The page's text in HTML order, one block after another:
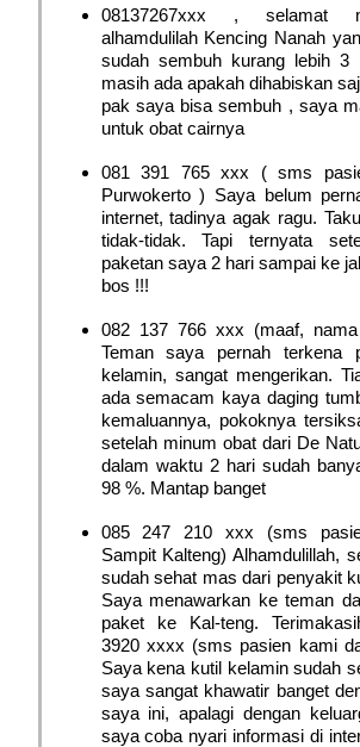
08137267xxx , selamat
alhamdulilah Kencing Nanah
sudah sembuh kurang lebih 3
masih ada apakah dihabiskan
pak saya bisa sembuh , saya
untuk obat cairnya
081 391 765 xxx ( sms
Purwokerto ) Saya belum
internet, tadinya agak ragu.
tidak-tidak. Tapi ternyata
paketan saya 2 hari sampai ke
bos !!!
082 137 766 xxx (maaf, nama
Teman saya pernah terkena
kelamin, sangat mengerikan.
ada semacam kaya daging
kemaluannya, pokoknya
setelah minum obat dari De
dalam waktu 2 hari sudah
98 %. Mantap banget
085 247 210 xxx (sms
Sampit Kalteng) Alhamdulillah,
sudah sehat mas dari penyakit
Saya menawarkan ke teman
paket ke Kal-teng.
3920 xxxx (sms pasien kami
Saya kena kutil kelamin sudah
saya sangat khawatir banget
saya ini, apalagi dengan
saya coba nyari informasi di